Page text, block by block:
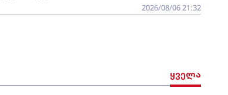
2026/08/06 21:32
ყველა